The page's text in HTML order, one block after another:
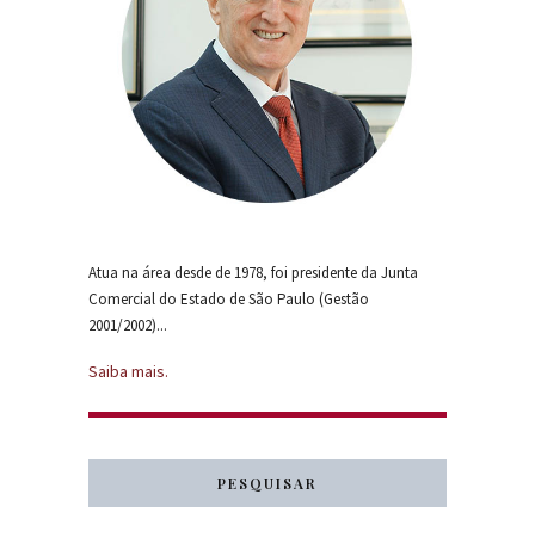
Atua na área desde de 1978, foi presidente da Junta
Comercial do Estado de São Paulo (Gestão
2001/2002)...
Saiba mais.
PESQUISAR